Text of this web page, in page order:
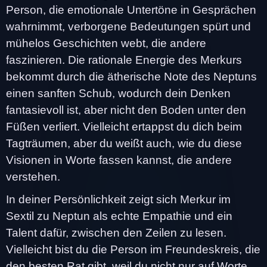
Person, die emotionale Untertöne in Gesprächen
wahrnimmt, verborgene Bedeutungen spürt und
mühelos Geschichten webt, die andere
faszinieren. Die rationale Energie des Merkurs
bekommt durch die ätherische Note des Neptuns
einen sanften Schub, wodurch dein Denken
fantasievoll ist, aber nicht den Boden unter den
Füßen verliert. Vielleicht ertappst du dich beim
Tagträumen, aber du weißt auch, wie du diese
Visionen in Worte fassen kannst, die andere
verstehen.
In deiner Persönlichkeit zeigt sich Merkur im
Sextil zu Neptun als echte Empathie und ein
Talent dafür, zwischen den Zeilen zu lesen.
Vielleicht bist du die Person im Freundeskreis, die